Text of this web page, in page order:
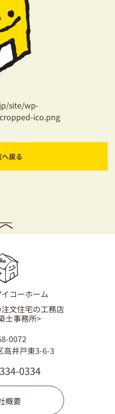
ションをお考えの方
お探しの方へ
てのご相談
ーム
情報
site/wp-
ico.png
戻る
コーホーム
文住宅の工務店
士事務所>
0072
高井戸東3-6-3
0334
概要